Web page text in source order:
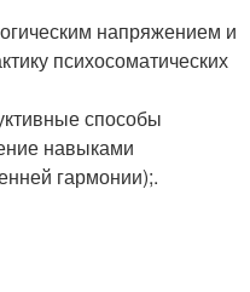
напряжением и
психосоматических
способы
навыками
гармонии);.